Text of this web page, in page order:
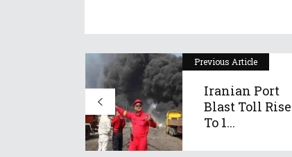
Previous Article
Iranian Port
Blast Toll
To 1...